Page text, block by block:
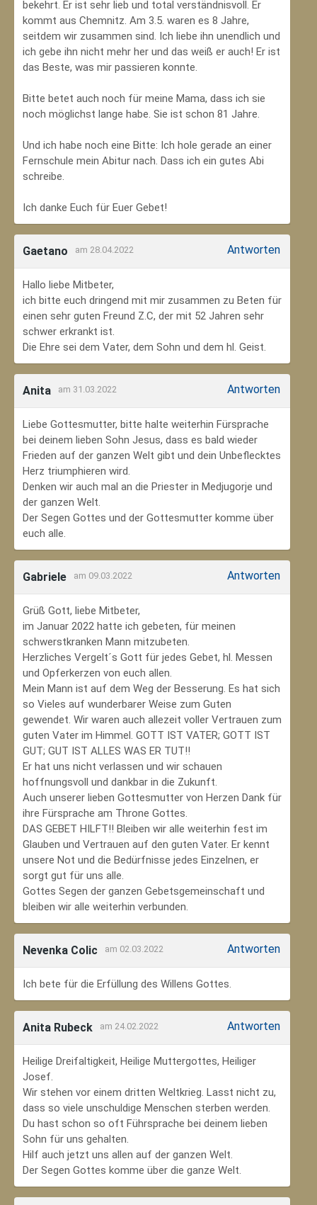
bekehrt. Er ist sehr lieb und total verständnisvoll. Er
kommt aus Chemnitz. Am 3.5. waren es 8 Jahre,
seitdem wir zusammen sind. Ich liebe ihn unendlich und
ich gebe ihn nicht mehr her und das weiß er auch! Er ist
das Beste, was mir passieren konnte.
Bitte betet auch noch für meine Mama, dass ich sie
noch möglichst lange habe. Sie ist schon 81 Jahre.
Und ich habe noch eine Bitte: Ich hole gerade an einer
Fernschule mein Abitur nach. Dass ich ein gutes Abi
schreibe.
Ich danke Euch für Euer Gebet!
Gaetano am 28.04.2022 Antworten
Hallo liebe Mitbeter,
ich bitte euch dringend mit mir zusammen zu Beten für
einen sehr guten Freund Z.C, der mit 52 Jahren sehr
schwer erkrankt ist.
Die Ehre sei dem Vater, dem Sohn und dem hl. Geist.
Anita am 31.03.2022 Antworten
Liebe Gottesmutter, bitte halte weiterhin Fürsprache
bei deinem lieben Sohn Jesus, dass es bald wieder
Frieden auf der ganzen Welt gibt und dein Unbeflecktes
Herz triumphieren wird.
Denken wir auch mal an die Priester in Medjugorje und
der ganzen Welt.
Der Segen Gottes und der Gottesmutter komme über
euch alle.
Gabriele am 09.03.2022 Antworten
Grüß Gott, liebe Mitbeter,
im Januar 2022 hatte ich gebeten, für meinen
schwerstkranken Mann mitzubeten.
Herzliches Vergelt´s Gott für jedes Gebet, hl. Messen
und Opferkerzen von euch allen.
Mein Mann ist auf dem Weg der Besserung. Es hat sich
so Vieles auf wunderbarer Weise zum Guten
gewendet. Wir waren auch allezeit voller Vertrauen zum
guten Vater im Himmel. GOTT IST VATER; GOTT IST
GUT; GUT IST ALLES WAS ER TUT!!
Er hat uns nicht verlassen und wir schauen
hoffnungsvoll und dankbar in die Zukunft.
Auch unserer lieben Gottesmutter von Herzen Dank für
ihre Fürsprache am Throne Gottes.
DAS GEBET HILFT!! Bleiben wir alle weiterhin fest im
Glauben und Vertrauen auf den guten Vater. Er kennt
unsere Not und die Bedürfnisse jedes Einzelnen, er
sorgt gut für uns alle.
Gottes Segen der ganzen Gebetsgemeinschaft und
bleiben wir alle weiterhin verbunden.
Nevenka Colic am 02.03.2022 Antworten
Ich bete für die Erfüllung des Willens Gottes.
Anita Rubeck am 24.02.2022 Antworten
Heilige Dreifaltigkeit, Heilige Muttergottes, Heiliger
Josef.
Wir stehen vor einem dritten Weltkrieg. Lasst nicht zu,
dass so viele unschuldige Menschen sterben werden.
Du hast schon so oft Führsprache bei deinem lieben
Sohn für uns gehalten.
Hilf auch jetzt uns allen auf der ganzen Welt.
Der Segen Gottes komme über die ganze Welt.